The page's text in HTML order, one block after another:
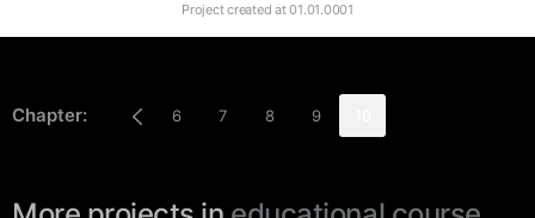
Project created at01.01.0001
Chapter: 6 7 8 9